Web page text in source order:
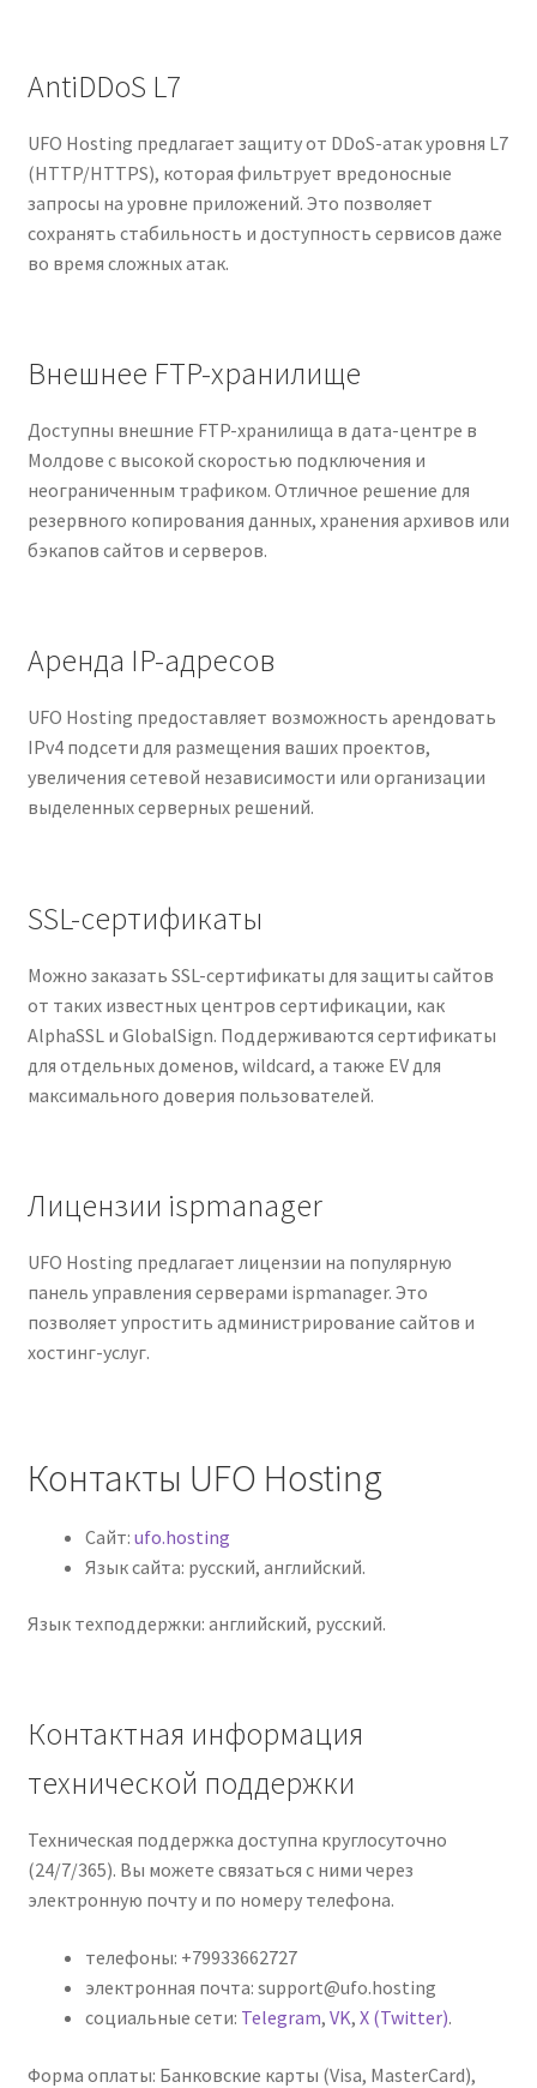
AntiDDoS L7
UFO Hosting предлагает защиту от DDoS-атак уровня L7
(HTTP/HTTPS), которая фильтрует вредоносные
запросы на уровне приложений. Это позволяет
сохранять стабильность и доступность сервисов даже
во время сложных атак.
Внешнее FTP-хранилище
Доступны внешние FTP-хранилища в дата-центре в
Молдове с высокой скоростью подключения и
неограниченным трафиком. Отличное решение для
резервного копирования данных, хранения архивов или
бэкапов сайтов и серверов.
Аренда IP-адресов
UFO Hosting предоставляет возможность арендовать
IPv4 подсети для размещения ваших проектов,
увеличения сетевой независимости или организации
выделенных серверных решений.
SSL-сертификаты
Можно заказать SSL-сертификаты для защиты сайтов
от таких известных центров сертификации, как
AlphaSSL и GlobalSign. Поддерживаются сертификаты
для отдельных доменов, wildcard, а также EV для
максимального доверия пользователей.
Лицензии ispmanager
UFO Hosting предлагает лицензии на популярную
панель управления серверами ispmanager. Это
позволяет упростить администрирование сайтов и
хостинг-услуг.
Контакты UFO Hosting
Сайт: ufo.hosting
Язык сайта: русский, английский.
Язык техподдержки: английский, русский.
Контактная информация
технической поддержки
Техническая поддержка доступна круглосуточно
(24/7/365). Вы можете связаться с ними через
электронную почту и по номеру телефона.
телефоны: +79933662727
электронная почта: support@ufo.hosting
социальные сети: Telegram, VK, X (Twitter).
Форма оплаты: Банковские карты (Visa, MasterCard),